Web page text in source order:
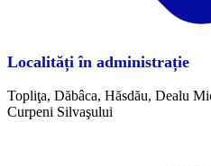
Localități în administrație
Topliţa, Dăbâca, Hăsdău, Dealu
Curpeni Silvaşului